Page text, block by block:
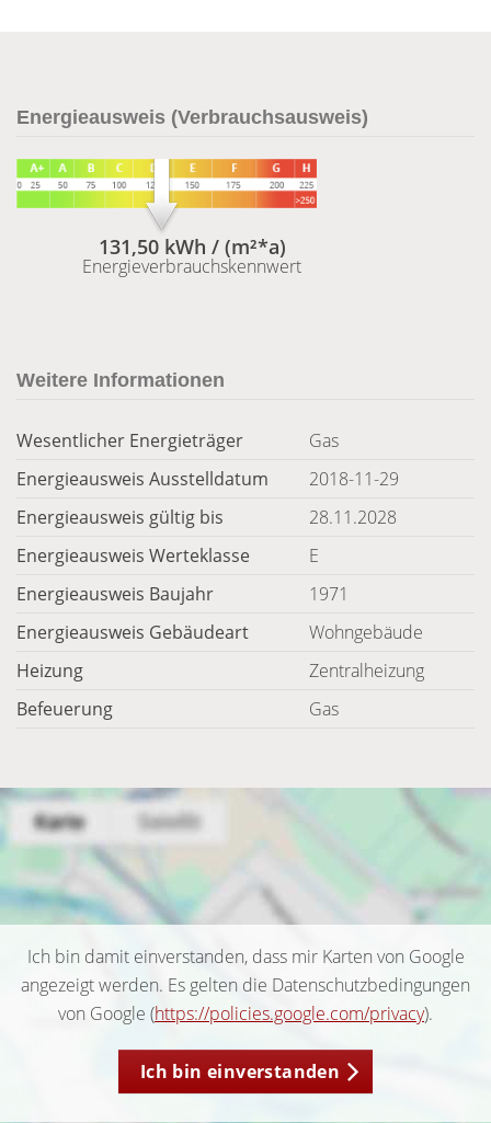
Energieausweis (Verbrauchsausweis)
131,50 kWh / (m²*a)
Energieverbrauchskennwert
Weitere Informationen
Wesentlicher Energieträger
Gas
Energieausweis Ausstelldatum
2018-11-29
Energieausweis gültig bis
28.11.2028
Energieausweis Werteklasse
E
Energieausweis Baujahr
1971
Energieausweis Gebäudeart
Wohngebäude
Heizung
Zentralheizung
Befeuerung
Gas
Ich bin damit einverstanden, dass mir Karten von Google
angezeigt werden. Es gelten die Datenschutzbedingungen
von Google (https://policies.google.com/privacy).
Ich bin einverstanden